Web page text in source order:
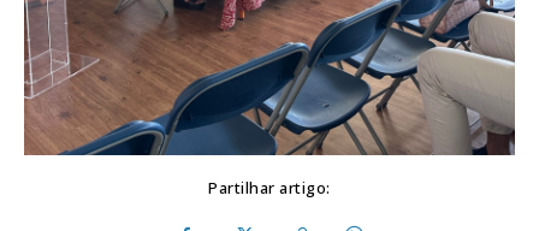
Partilhar artigo: